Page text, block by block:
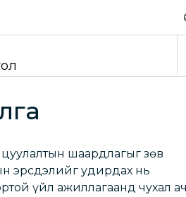
шаардлагыг зөв
эрсдэлийг удирдах нь
үйл ажиллагаанд чухал